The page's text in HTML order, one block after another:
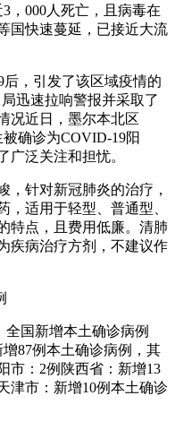
，000人死亡，且病毒在
国快速蔓延，已接近大流
，引发了该区域疫情的
迅速拉响警报并采取了
况近日，墨尔本北区
被确诊为COVID-19阳
广泛关注和担忧。
，针对新冠肺炎的治疗，
，适用于轻型、普通型、
特点，且费用低廉。清肺
疾病治疗方剂，不建议作
全国新增本土确诊病例
87例本土确诊病例，其
市：2例陕西省：新增13
津市：新增10例本土确诊